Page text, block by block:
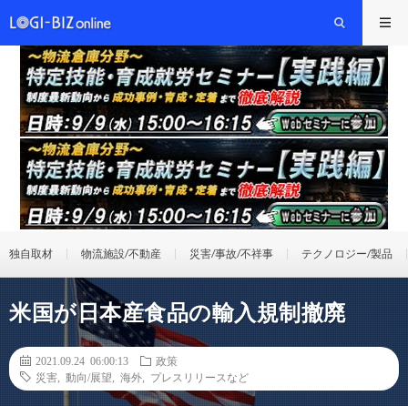
独自取材 物流施設/不動産 災害/事故/不祥事 テクノロジー/製品
米国が日本産食品の輸入規制撤廃
2021.09.24 06:00:13
政策
災害
動向/展望 海外 プレスリリースなど